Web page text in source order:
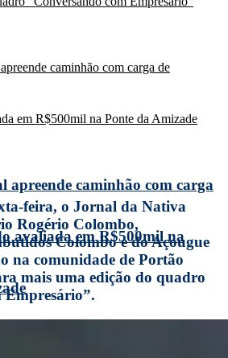
apreende caminhão com carga
avaliada em R$500mil na
feira, o Jornal da Nativa
Rogério Colombo,
Colombo e do Açougue
na comunidade de Portão
mais uma edição do quadro
Empresário”.